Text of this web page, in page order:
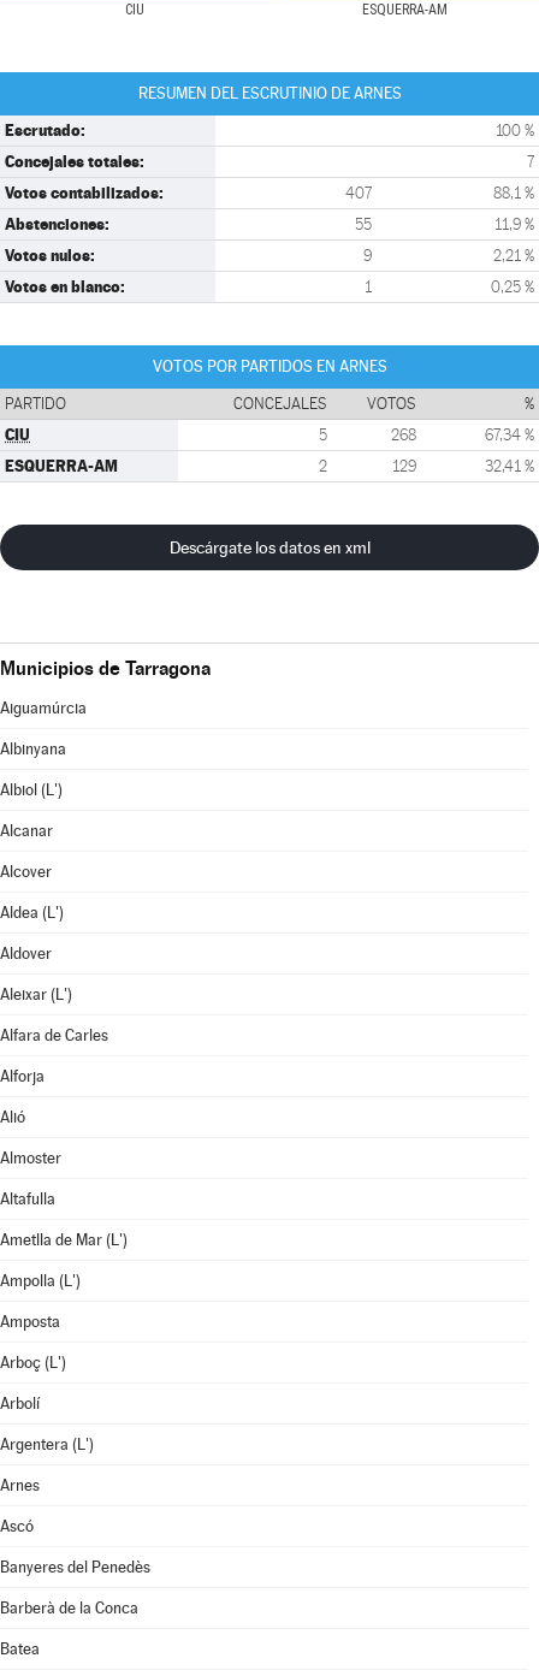
CIU ESQUERRA-AM
RESUMEN DEL ESCRUTINIO DE ARNES
Escrutado: 100 %
Concejales totales: 7
Votos contabilizados: 407 88,1 %
Abstenciones: 55 11,9 %
Votos nulos: 9 2,21 %
Votos en blanco: 1 0,25 %
VOTOS POR PARTIDOS EN ARNES
PARTIDO CONCEJALES VOTOS %
CIU 5 268 67,34 %
ESQUERRA-AM 2 129 32,41 %
Descárgate los datos en xml
Municipios de Tarragona
Aiguamúrcia
Albinyana
Albiol (L')
Alcanar
Alcover
Aldea (L')
Aldover
Aleixar (L')
Alfara de Carles
Alforja
Alió
Almoster
Altafulla
Ametlla de Mar (L')
Ampolla (L')
Amposta
Arboç (L')
Arbolí
Argentera (L')
Arnes
Ascó
Banyeres del Penedès
Barberà de la Conca
Batea